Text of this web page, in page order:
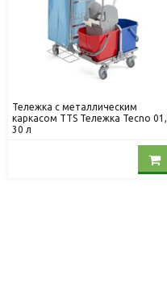
Тележка с металлическим
каркасом TTS Тележка Tecno 01,
30 л